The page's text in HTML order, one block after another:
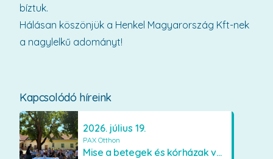
Kapcsolódó híreink
2026. július 19.
PAX Otthon
Mise a betegek és kórházak védőszentjének emlékére
bíztuk.
Hálásan köszönjük a Henkel Magyarország Kft-nek
a nagylelkű adományt!